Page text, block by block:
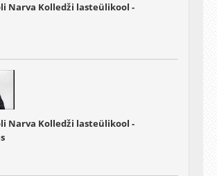
Narva Kolledži lasteülikool -
Narva Kolledži lasteülikool -